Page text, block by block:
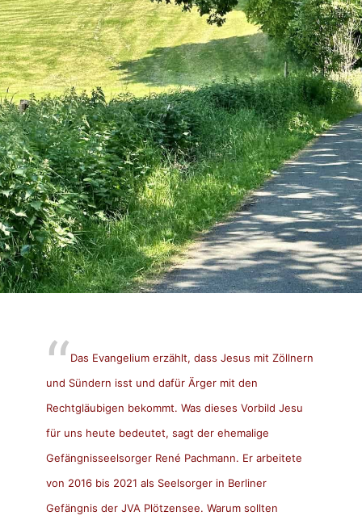
Das Evangelium erzählt, dass Jesus mit Zöllnern
und Sündern isst und dafür Ärger mit den
Rechtgläubigen bekommt. Was dieses Vorbild Jesu
für uns heute bedeutet, sagt der ehemalige
Gefängnisseelsorger René Pachmann. Er arbeitete
von 2016 bis 2021 als Seelsorger in Berliner
Gefängnis der JVA Plötzensee. Warum sollten